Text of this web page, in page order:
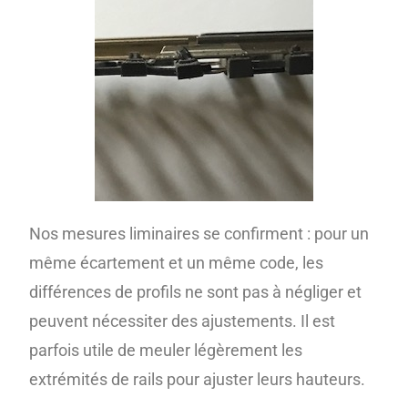
Nos mesures liminaires se confirment : pour un
même écartement et un même code, les
différences de profils ne sont pas à négliger et
peuvent nécessiter des ajustements. Il est
parfois utile de meuler légèrement les
extrémités de rails pour ajuster leurs hauteurs.